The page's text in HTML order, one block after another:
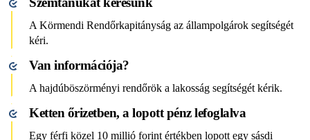
A Körmendi Rendőrkapitányság az állampolgárok segítségét
kéri.
Van információja?
A hajdúböszörményi rendőrök a lakosság segítségét kérik.
Ketten őrizetben, a lopott pénz lefoglalva
Egy férfi közel 10 millió forint értékben lopott egy sásdi